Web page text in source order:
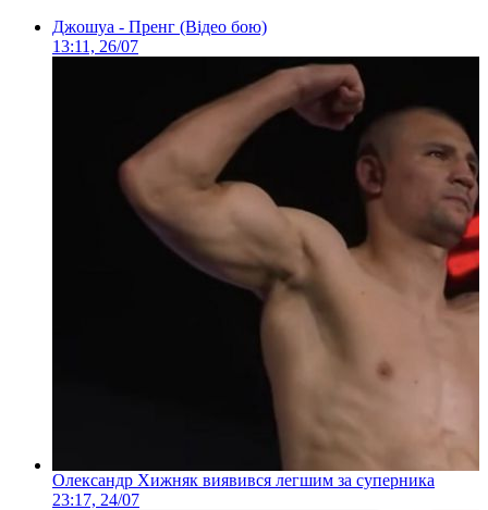
Джошуа - Пренг (Відео бою)
13:11, 26/07
Олександр Хижняк виявився легшим за суперника
23:17, 24/07